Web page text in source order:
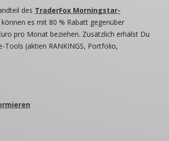
des TraderFox Morningstar-
es mit 80 % Rabatt gegenüber
pro Monat beziehen. Zusätzlich erhälst Du
(aktien RANKINGS, Portfolio,